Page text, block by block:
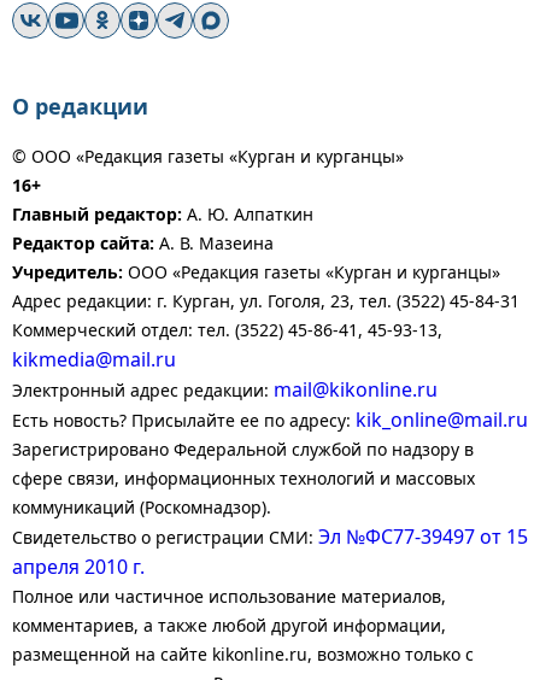
О редакции
© ООО «Редакция газеты «Курган и курганцы»
16+
Главный редактор: А. Ю. Алпаткин
Редактор сайта: А. В. Мазеина
Учредитель: ООО «Редакция газеты «Курган и курганцы»
Адрес редакции: г. Курган, ул. Гоголя, 23, тел. (3522) 45-84-31
Коммерческий отдел: тел. (3522) 45-86-41, 45-93-13,
kikmedia@mail.ru
Электронный адрес редакции: mail@kikonline.ru
Есть новость? Присылайте ее по адресу: kik_online@mail.ru
Зарегистрировано Федеральной службой по надзору в
сфере связи, информационных технологий и массовых
коммуникаций (Роскомнадзор).
Свидетельство о регистрации СМИ: Эл №ФС77-39497 от 15
апреля 2010 г.
Полное или частичное использование материалов,
комментариев, а также любой другой информации,
размещенной на сайте kikonline.ru, возможно только с